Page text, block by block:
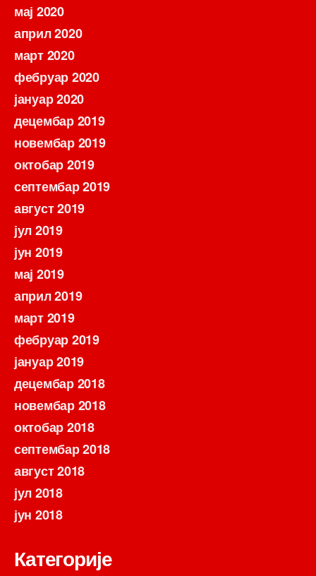
мај 2020
април 2020
март 2020
фебруар 2020
јануар 2020
децембар 2019
новембар 2019
октобар 2019
септембар 2019
август 2019
јул 2019
јун 2019
мај 2019
април 2019
март 2019
фебруар 2019
јануар 2019
децембар 2018
новембар 2018
октобар 2018
септембар 2018
август 2018
јул 2018
јун 2018
Категорије